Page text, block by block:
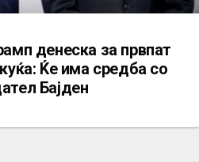
денеска за првпат
Ќе има средба со
Бајден